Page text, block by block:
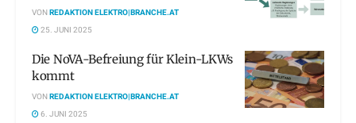
VONREDAKTION ELEKTRO|BRANCHE.AT
25. JUNI 2025
Die NoVA-Befreiung für Klein-LKWs
kommt
VONREDAKTION ELEKTRO|BRANCHE.AT
6. JUNI 2025